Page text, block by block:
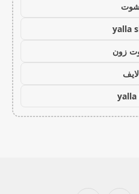
شوت
yalla
زون
لايف
yalla